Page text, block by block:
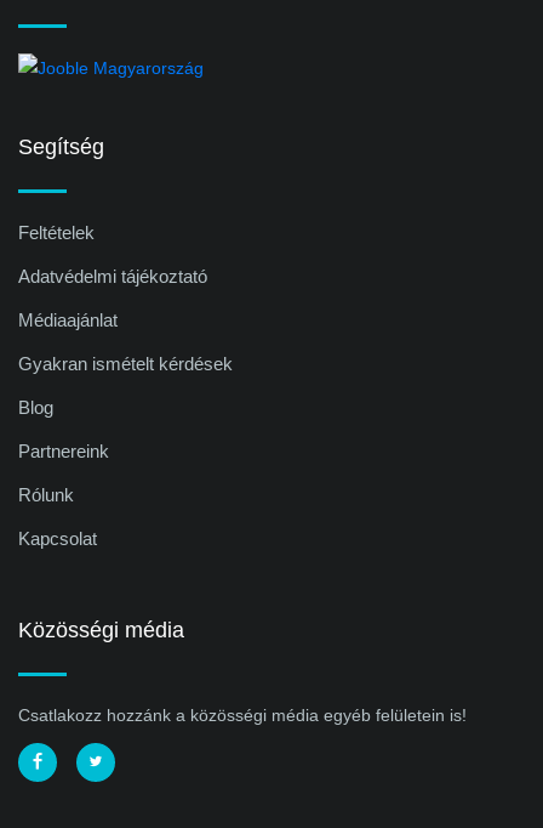
Segítség
Feltételek
Adatvédelmi tájékoztató
Médiaajánlat
Gyakran ismételt kérdések
Blog
Partnereink
Rólunk
Kapcsolat
Közösségi média
Csatlakozz hozzánk a közösségi média egyéb felületein is!